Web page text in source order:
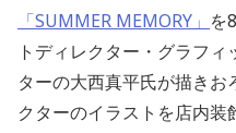
「SUMMER MEMORY」 を
トディレクター・グラフ
ターの大西真平氏が描き
クターのイラストを店内装